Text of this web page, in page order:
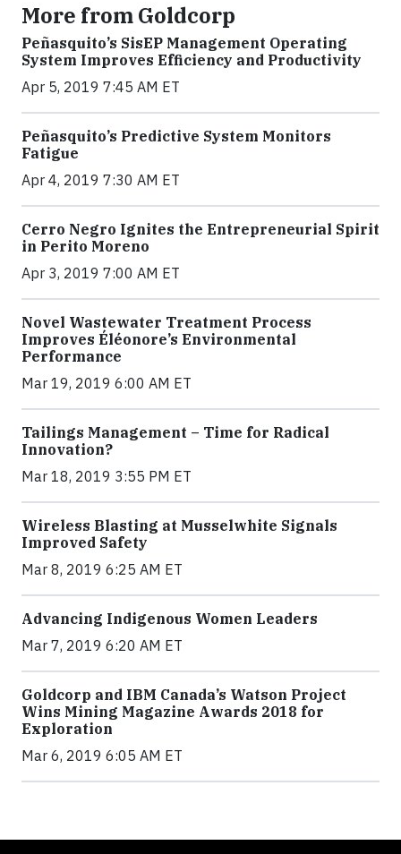
More from Goldcorp
Peñasquito’s SisEP Management Operating
System Improves Efficiency and Productivity
Apr 5, 2019 7:45 AM ET
Peñasquito’s Predictive System Monitors
Fatigue
Apr 4, 2019 7:30 AM ET
Cerro Negro Ignites the Entrepreneurial Spirit
in Perito Moreno
Apr 3, 2019 7:00 AM ET
Novel Wastewater Treatment Process
Improves Éléonore’s Environmental
Performance
Mar 19, 2019 6:00 AM ET
Tailings Management – Time for Radical
Innovation?
Mar 18, 2019 3:55 PM ET
Wireless Blasting at Musselwhite Signals
Improved Safety
Mar 8, 2019 6:25 AM ET
Advancing Indigenous Women Leaders
Mar 7, 2019 6:20 AM ET
Goldcorp and IBM Canada’s Watson Project
Wins Mining Magazine Awards 2018 for
Exploration
Mar 6, 2019 6:05 AM ET